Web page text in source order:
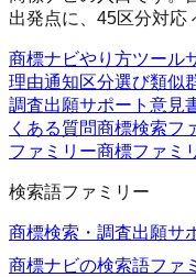
出発点に、45区分対応
商標ナビやり方ツール
理由通知区分選び類似
調査出願サポート 意見
くある質問商標検索フ
ファミリー商標ファミ
検索語ファミリー
商標検索・調査出願サ
商標ナビの検索語ファ